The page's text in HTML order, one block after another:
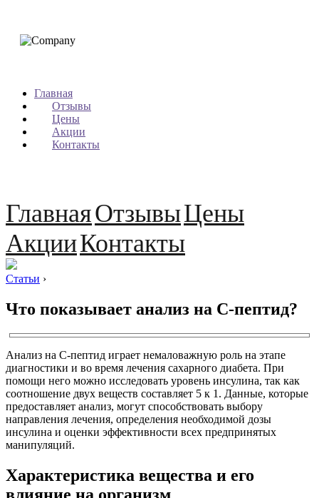
Главная
Отзывы
Цены
Акции
Контакты
ГлавнаяОтзывыЦены
АкцииКонтакты
Статьи ›
Что показывает анализ на С-пептид?
Анализ на С-пептид играет немаловажную роль на этапе
диагностики и во время лечения сахарного диабета. При
помощи него можно исследовать уровень инсулина, так как
соотношение двух веществ составляет 5 к 1. Данные, которые
предоставляет анализ, могут способствовать выбору
направления лечения, определения необходимой дозы
инсулина и оценки эффективности всех предпринятых
манипуляций.
Характеристика вещества и его
влияние на организм